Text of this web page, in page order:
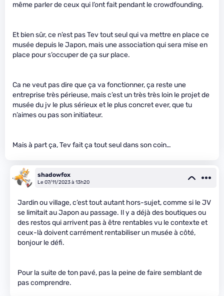
même parler de ceux qui l’ont fait pendant le crowdfounding.
Et bien sûr, ce n’est pas Tev tout seul qui va mettre en place ce
musée depuis le Japon, mais une association qui sera mise en
place pour s’occuper de ça sur place.
Ca ne veut pas dire que ça va fonctionner, ça reste une
entreprise très périeuse, mais c’est un très très loin le projet de
musée du jv le plus sérieux et le plus concret ever, que tu
n’aimes ou pas son initiateur.
Mais à part ça, Tev fait ça tout seul dans son coin…
shadowfox
Le 07/11/2023 à 13h20
Jardin ou village, c’est tout autant hors-sujet, comme si le JV
se limitait au Japon au passage. Il y a déjà des boutiques ou
des restos qui arrivent pas à être rentables vu le contexte et
ceux-là doivent carrément rentabiliser un musée à côté,
bonjour le défi.
Pour la suite de ton pavé, pas la peine de faire semblant de
pas comprendre.